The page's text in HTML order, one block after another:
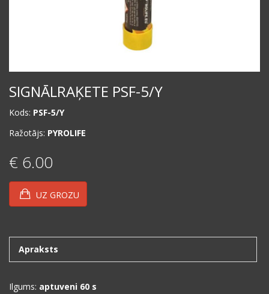
SIGNĀLRAĶETE PSF-5/Y
Kods: PSF-5/Y
Ražotājs: PYROLIFE
€ 6.00
UZ GROZU
Apraksts
Ilgums: aptuveni 60 s